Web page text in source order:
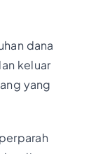
dana
keluar
yang